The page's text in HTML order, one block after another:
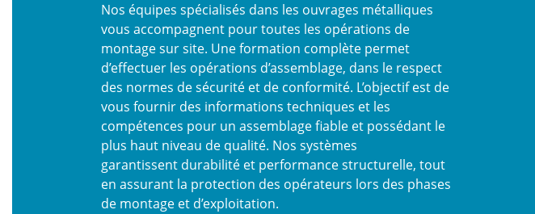
Nos équipes spécialisés dans les ouvrages métalliques
vous accompagnent pour toutes les opérations de
montage sur site. Une formation complète permet
d’effectuer les opérations d’assemblage, dans le respect
des normes de sécurité et de conformité. L’objectif est de
vous fournir des informations techniques et les
compétences pour un assemblage fiable et possédant le
plus haut niveau de qualité. Nos systèmes
garantissent durabilité et performance structurelle, tout
en assurant la protection des opérateurs lors des phases
de montage et d’exploitation.